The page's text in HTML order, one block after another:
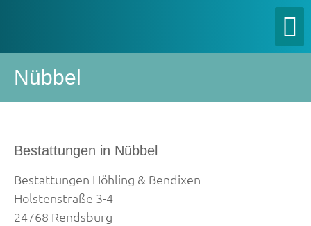
Nübbel
Bestattungen in Nübbel
Bestattungen Höhling & Bendixen
Holstenstraße 3-4
24768 Rendsburg